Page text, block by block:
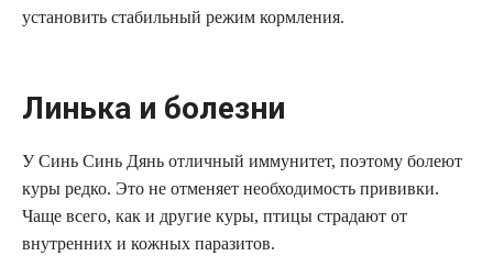
установить стабильный режим кормления.
Линька и болезни
У Синь Синь Дянь отличный иммунитет, поэтому болеют
куры редко. Это не отменяет необходимость прививки.
Чаще всего, как и другие куры, птицы страдают от
внутренних и кожных паразитов.